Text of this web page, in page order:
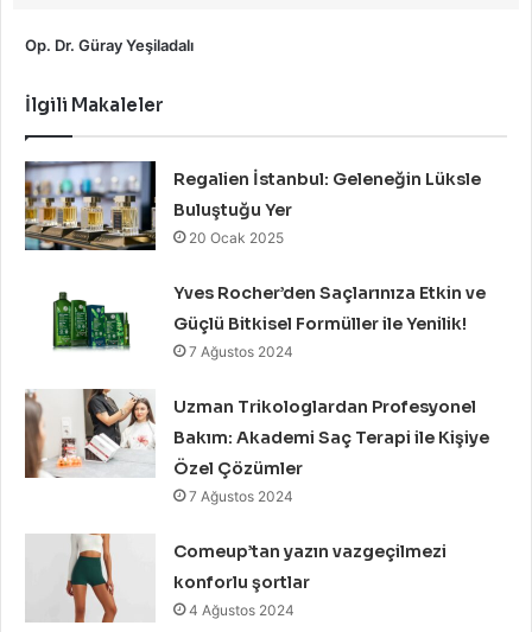
Op. Dr. Güray Yeşiladalı
İlgili Makaleler
Regalien İstanbul: Geleneğin Lüksle
Buluştuğu Yer
20 Ocak 2025
Yves Rocher’den Saçlarınıza Etkin ve
Güçlü Bitkisel Formüller ile Yenilik!
7 Ağustos 2024
Uzman Trikologlardan Profesyonel
Bakım: Akademi Saç Terapi ile Kişiye
Özel Çözümler
7 Ağustos 2024
Comeup’tan yazın vazgeçilmezi
konforlu şortlar
4 Ağustos 2024